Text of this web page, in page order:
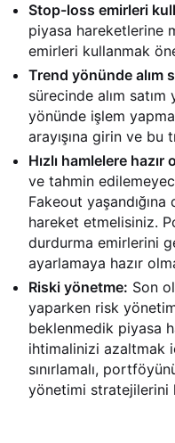
Stop-loss emirleri
piyasa hareketlerine
emirleri kullanmak
Trend yönünde alım
sürecinde alım
yönünde işlem
arayışına girin ve bu
Hızlı hamlelere hazır
ve tahmin
Fakeout yaşandığına
hareket etmelisiniz.
durdurma emirlerini
ayarlamaya hazır
Riski yönetme: Son
yaparken risk
beklenmedik piyasa
ihtimalinizi azaltmak
sınırlamalı,
yönetimi stratejilerini